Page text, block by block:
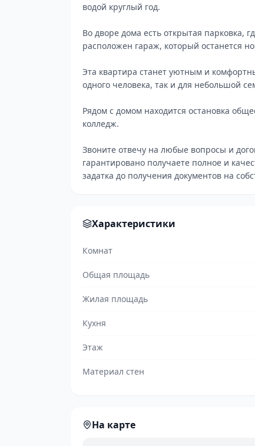
водой круглый год.
Во дворе дома есть открытая парковка,
расположен гараж, который останется
Эта квартира станет уютным и
одного человека, так и для небольшой
Рядом с домом находится остановка
колледж.
Звоните отвечу на любые вопросы и
гарантировано получаете полное и
задатка до получения документов на
Характеристики
Комнат
Общая площадь
Жилая площадь
Кухня
Этаж
Материал стен
На карте